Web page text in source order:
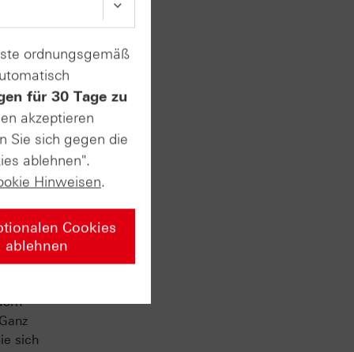
Sie
sich
ordnungsgemäß
für 30 Tage zu
akzeptieren
Sie sich gegen die
ablehnen".
Hinweisen.
Cookies
ablehnen